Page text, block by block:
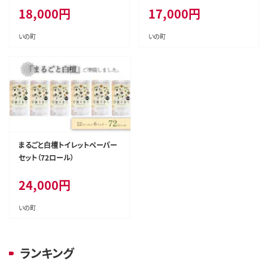
18,000円
いの町
17,000円
いの町
まるごと白檀トイレットペーパー
セット（72ロール）
24,000円
いの町
ランキング